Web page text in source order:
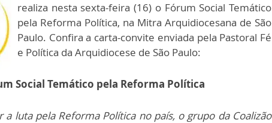
realiza nesta sexta-feira (16) o Fórum Social Temático
pela Reforma Política, na Mitra Arquidiocesana de São
Paulo. Confira a carta-convite enviada pela Pastoral Fé
e Política da Arquidiocese de São Paulo:
Social Temático pela Reforma Política
luta pela Reforma Política no país, o grupo da Coalizão